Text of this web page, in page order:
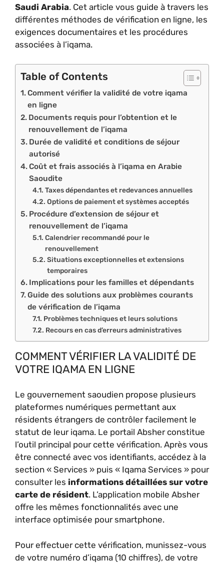
Saudi Arabia. Cet article vous guide à travers les
différentes méthodes de vérification en ligne, les
exigences documentaires et les procédures
associées à l’iqama.
Table of Contents
Comment vérifier la validité de votre iqama
en ligne
Documents requis pour l’obtention et le
renouvellement de l’iqama
Durée de validité et conditions de séjour
autorisé
Coût et frais associés à l’iqama en Arabie
Saoudite
Taxes dépendantes et redevances annuelles
Options de paiement et systèmes acceptés
Procédure d’extension de séjour et
renouvellement de l’iqama
Calendrier recommandé pour le
renouvellement
Situations exceptionnelles et extensions
temporaires
Implications pour les familles et dépendants
Guide des solutions aux problèmes courants
de vérification de l’iqama
Problèmes techniques et leurs solutions
Recours en cas d’erreurs administratives
COMMENT VÉRIFIER LA VALIDITÉ DE
VOTRE IQAMA EN LIGNE
Le gouvernement saoudien propose plusieurs
plateformes numériques permettant aux
résidents étrangers de contrôler facilement le
statut de leur iqama. Le portail Absher constitue
l’outil principal pour cette vérification. Après vous
être connecté avec vos identifiants, accédez à la
section « Services » puis « Iqama Services » pour
consulter les informations détaillées sur votre
carte de résident. L’application mobile Absher
offre les mêmes fonctionnalités avec une
interface optimisée pour smartphone.
Pour effectuer cette vérification, munissez-vous
de votre numéro d’iqama (10 chiffres), de votre